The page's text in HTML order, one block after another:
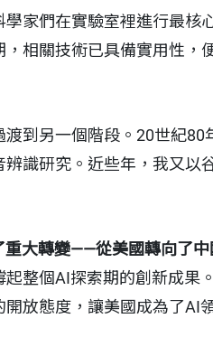
家們在實驗室裡進行最核
相關技術已具備實用性，
到另一個階段。20世紀80
辨識研究。近些年，我又以
重大轉變——從美國轉向了中
整個AI探索期的創新成果
放態度，讓美國成為了AI